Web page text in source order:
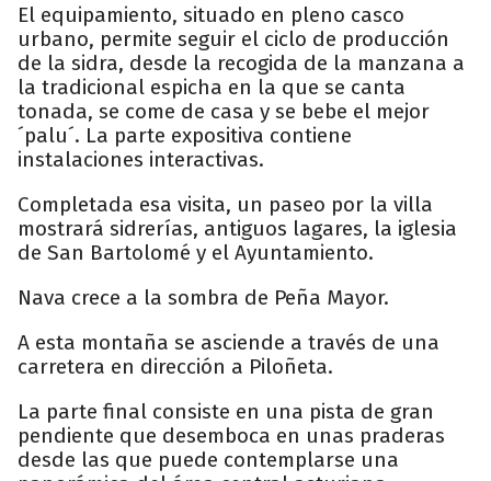
El equipamiento, situado en pleno casco
urbano, permite seguir el ciclo de producción
de la sidra, desde la recogida de la manzana a
la tradicional espicha en la que se canta
tonada, se come de casa y se bebe el mejor
´palu´. La parte expositiva contiene
instalaciones interactivas.
Completada esa visita, un paseo por la villa
mostrará sidrerías, antiguos lagares, la iglesia
de San Bartolomé y el Ayuntamiento.
Nava crece a la sombra de Peña Mayor.
A esta montaña se asciende a través de una
carretera en dirección a Piloñeta.
La parte final consiste en una pista de gran
pendiente que desemboca en unas praderas
desde las que puede contemplarse una